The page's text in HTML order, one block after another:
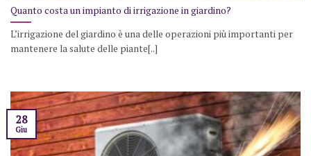
Quanto costa un impianto di irrigazione in giardino?
L’irrigazione del giardino è una delle operazioni più importanti per
mantenere la salute delle piante[..]
28
Giu